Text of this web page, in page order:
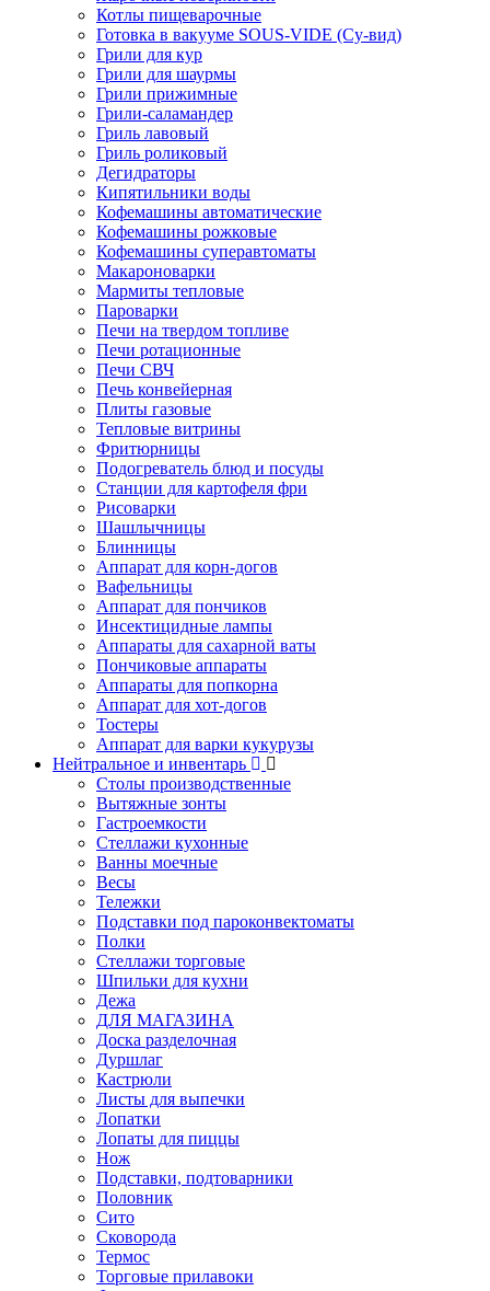
Котлы пищеварочные
Готовка в вакууме SOUS-VIDE (Су-вид)
Грили для кур
Грили для шаурмы
Грили прижимные
Грили-саламандер
Гриль лавовый
Гриль роликовый
Дегидраторы
Кипятильники воды
Кофемашины автоматические
Кофемашины рожковые
Кофемашины суперавтоматы
Макароноварки
Мармиты тепловые
Пароварки
Печи на твердом топливе
Печи ротационные
Печи СВЧ
Печь конвейерная
Плиты газовые
Тепловые витрины
Фритюрницы
Подогреватель блюд и посуды
Станции для картофеля фри
Рисоварки
Шашлычницы
Блинницы
Аппарат для корн-догов
Вафельницы
Аппарат для пончиков
Инсектицидные лампы
Аппараты для сахарной ваты
Пончиковые аппараты
Аппараты для попкорна
Аппарат для хот-догов
Тостеры
Аппарат для варки кукурузы
Нейтральное и инвентарь
Столы производственные
Вытяжные зонты
Гастроемкости
Стеллажи кухонные
Ванны моечные
Весы
Тележки
Подставки под пароконвектоматы
Полки
Стеллажи торговые
Шпильки для кухни
Дежа
ДЛЯ МАГАЗИНА
Доска разделочная
Дуршлаг
Кастрюли
Листы для выпечки
Лопатки
Лопаты для пиццы
Нож
Подставки, подтоварники
Половник
Сито
Сковорода
Термос
Торговые прилавоки